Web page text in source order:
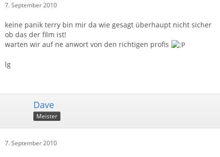
7. September 2010
keine panik terry bin mir da wie gesagt überhaupt nicht sicher
ob das der film ist!
warten wir auf ne anwort von den richtigen profis
lg
Dave
Meister
7. September 2010